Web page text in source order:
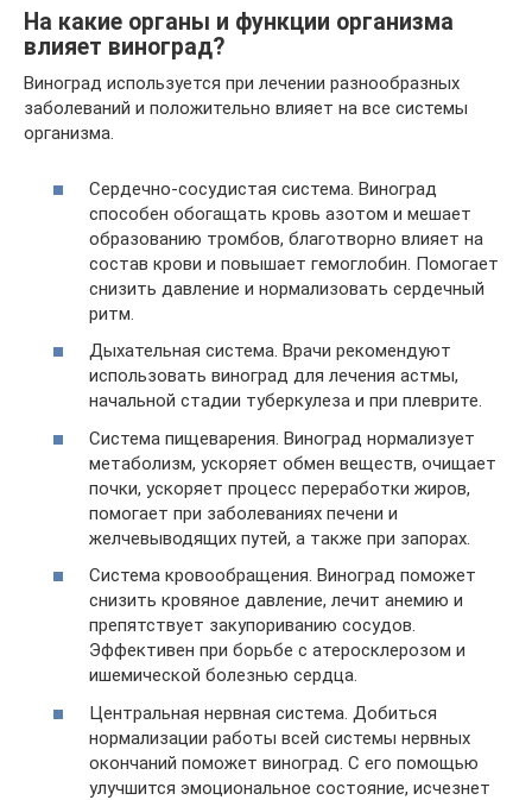
На какие органы и функции организма
влияет виноград?
Виноград используется при лечении разнообразных
заболеваний и положительно влияет на все системы
организма.
Сердечно-сосудистая система. Виноград
способен обогащать кровь азотом и мешает
образованию тромбов, благотворно влияет на
состав крови и повышает гемоглобин. Помогает
снизить давление и нормализовать сердечный
ритм.
Дыхательная система. Врачи рекомендуют
использовать виноград для лечения астмы,
начальной стадии туберкулеза и при плеврите.
Система пищеварения. Виноград нормализует
метаболизм, ускоряет обмен веществ, очищает
почки, ускоряет процесс переработки жиров,
помогает при заболеваниях печени и
желчевыводящих путей, а также при запорах.
Система кровообращения. Виноград поможет
снизить кровяное давление, лечит анемию и
препятствует закупориванию сосудов.
Эффективен при борьбе с атеросклерозом и
ишемической болезнью сердца.
Центральная нервная система. Добиться
нормализации работы всей системы нервных
окончаний поможет виноград. С его помощью
улучшится эмоциональное состояние, исчезнет